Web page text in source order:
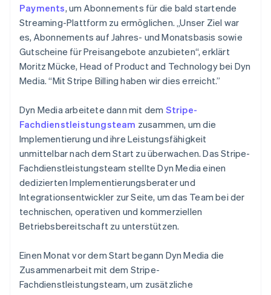
Payments, um Abonnements für die bald startende
Streaming-Plattform zu ermöglichen. „Unser Ziel war
es, Abonnements auf Jahres- und Monatsbasis sowie
Gutscheine für Preisangebote anzubieten“, erklärt
Moritz Mücke, Head of Product and Technology bei Dyn
Media. “Mit Stripe Billing haben wir dies erreicht.”
Dyn Media arbeitete dann mit dem Stripe-
Fachdienstleistungsteam zusammen, um die
Implementierung und ihre Leistungsfähigkeit
unmittelbar nach dem Start zu überwachen. Das Stripe-
Fachdienstleistungsteam stellte Dyn Media einen
dedizierten Implementierungsberater und
Integrationsentwickler zur Seite, um das Team bei der
technischen, operativen und kommerziellen
Betriebsbereitschaft zu unterstützen.
Einen Monat vor dem Start begann Dyn Media die
Zusammenarbeit mit dem Stripe-
Fachdienstleistungsteam, um zusätzliche